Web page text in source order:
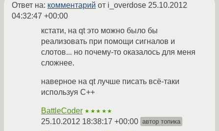
Ответ на: комментарий от i_overdose 25.10.2012
04:32:47 +00:00
кстати, на qt это можно было бы
реализовать при помощи сигналов и
слотов... но почему-то оказалось для меня
сложнее.
наверное на qt лучше писать всё-таки
используя C++
BattleCoder ★★★★★
25.10.2012 18:38:17 +00:00 автор топика